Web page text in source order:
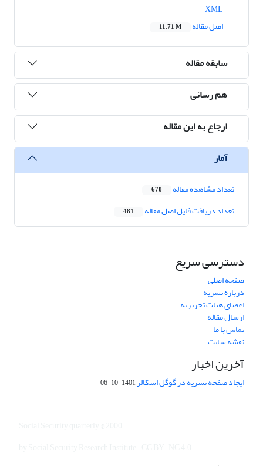
اصل مقاله
11.71 M
سابقه مقاله
هم رسانی
ارجاع به این مقاله
آمار
تعداد مشاهده مقاله 670
تعداد دریافت فایل اصل مقاله 481
دسترسی سریع
صفحه اصلی
درباره نشریه
اعضای هیات تحریریه
ارسال مقاله
تماس با ما
نقشه سایت
آخرین اخبار
ایجاد صفحه نشریه در گوگل اسکالر1401-10-06